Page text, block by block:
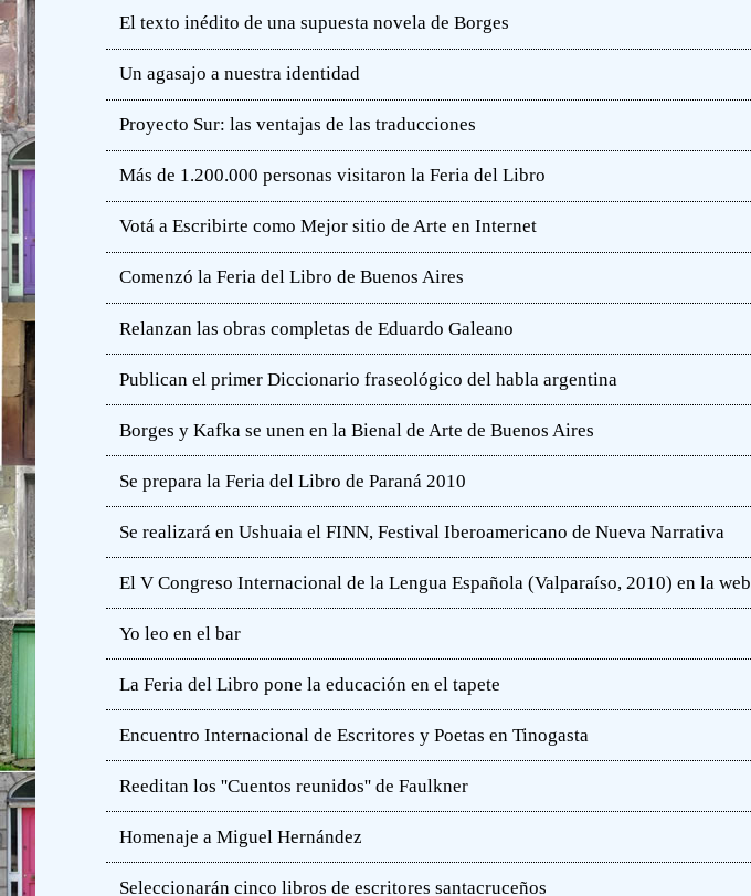
El texto inédito de una supuesta novela de Borges
Un agasajo a nuestra identidad
Proyecto Sur: las ventajas de las traducciones
Más de 1.200.000 personas visitaron la Feria del Libro
Votá a Escribirte como Mejor sitio de Arte en Internet
Comenzó la Feria del Libro de Buenos Aires
Relanzan las obras completas de Eduardo Galeano
Publican el primer Diccionario fraseológico del habla argentina
Borges y Kafka se unen en la Bienal de Arte de Buenos Aires
Se prepara la Feria del Libro de Paraná 2010
Se realizará en Ushuaia el FINN, Festival Iberoamericano de Nueva Narrativa
El V Congreso Internacional de la Lengua Española (Valparaíso, 2010) en la web
Yo leo en el bar
La Feria del Libro pone la educación en el tapete
Encuentro Internacional de Escritores y Poetas en Tinogasta
Reeditan los ''Cuentos reunidos'' de Faulkner
Homenaje a Miguel Hernández
Seleccionarán cinco libros de escritores santacruceños